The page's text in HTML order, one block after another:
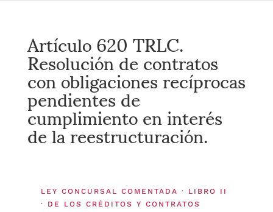
Artículo 620 TRLC.
Resolución de contratos
con obligaciones recíprocas
pendientes de
cumplimiento en interés
de la reestructuración.
LEY CONCURSAL COMENTADA · LIBRO II
· DE LOS CRÉDITOS Y CONTRATOS